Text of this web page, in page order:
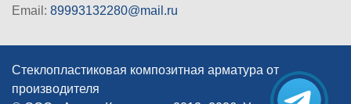
Email: 89993132280@mail.ru
Стеклопластиковая композитная арматура от
производителя